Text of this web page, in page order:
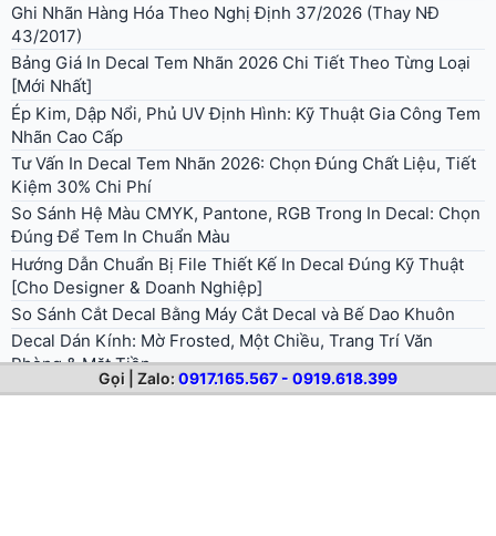
Gọi | Zalo:0917.165.567 - 0919.618.399
Ghi Nhãn Hàng Hóa Theo Nghị Định 37/2026 (Thay NĐ
43/2017)
Bảng Giá In Decal Tem Nhãn 2026 Chi Tiết Theo Từng Loại
[Mới Nhất]
Ép Kim, Dập Nổi, Phủ UV Định Hình: Kỹ Thuật Gia Công Tem
Nhãn Cao Cấp
Tư Vấn In Decal Tem Nhãn 2026: Chọn Đúng Chất Liệu, Tiết
Kiệm 30% Chi Phí
So Sánh Hệ Màu CMYK, Pantone, RGB Trong In Decal: Chọn
Đúng Để Tem In Chuẩn Màu
Hướng Dẫn Chuẩn Bị File Thiết Kế In Decal Đúng Kỹ Thuật
[Cho Designer & Doanh Nghiệp]
So Sánh Cắt Decal Bằng Máy Cắt Decal và Bế Dao Khuôn
Decal Dán Kính: Mờ Frosted, Một Chiều, Trang Trí Văn
Phòng & Mặt Tiền
Cán Màng Bóng Vs Cán Màng Mờ: Chọn Loại Nào Cho Tem